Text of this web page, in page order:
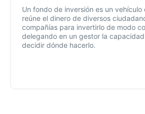
Un fondo de inversión es un vehículo
reúne el dinero de diversos
compañías para invertirlo de modo
delegando en un gestor la
decidir dónde hacerlo.